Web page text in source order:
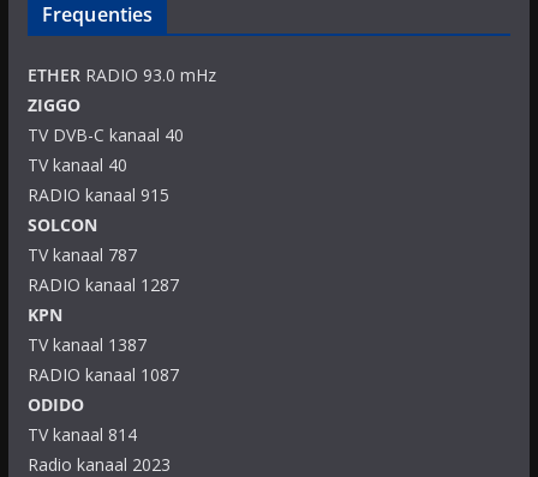
Frequenties
ETHERRADIO 93.0 mHz
ZIGGO
TV DVB-C kanaal 40
TV kanaal 40
RADIO kanaal 915
SOLCON
TV kanaal 787
RADIO kanaal 1287
KPN
TV kanaal 1387
RADIO kanaal 1087
ODIDO
TV kanaal 814
Radio kanaal 2023